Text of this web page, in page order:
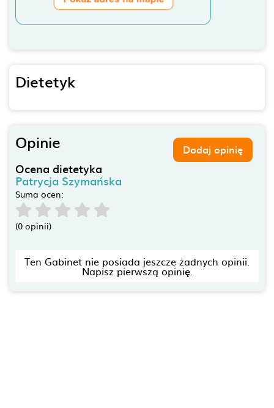
Dietetyk
Opinie Dodaj opinię
Ocena dietetyka
Patrycja Szymańska
Suma ocen:
(0 opinii)
Ten Gabinet nie posiada jeszcze żadnych opinii.
Napisz pierwszą opinię.